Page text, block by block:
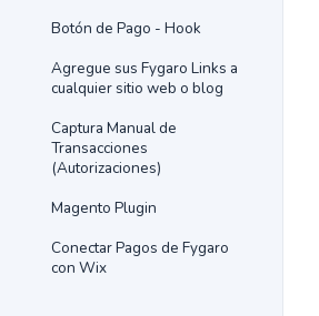
Botón de Pago - Hook
Agregue sus Fygaro Links a
cualquier sitio web o blog
Captura Manual de
Transacciones
(Autorizaciones)
Magento Plugin
Conectar Pagos de Fygaro
con Wix